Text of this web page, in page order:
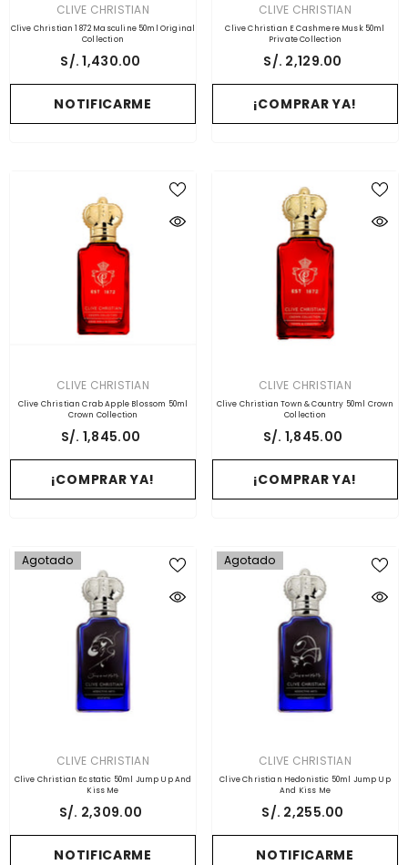
PROVEEDOR:CLIVE CHRISTIAN
Clive Christian 1872 Masculine 50ml Original
Collection
S/. 1,430.00
NOTIFICARME
PROVEEDOR:CLIVE CHRISTIAN
Clive Christian E Cashmere Musk 50ml
Private Collection
S/. 2,129.00
¡COMPRAR YA!
PROVEEDOR:CLIVE CHRISTIAN
Clive Christian Crab Apple Blossom 50ml
Crown Collection
S/. 1,845.00
¡COMPRAR YA!
PROVEEDOR:CLIVE CHRISTIAN
Clive Christian Town & Country 50ml Crown
Collection
S/. 1,845.00
¡COMPRAR YA!
Agotado
PROVEEDOR:CLIVE CHRISTIAN
Clive Christian Ecstatic 50ml Jump Up And
Kiss Me
S/. 2,309.00
NOTIFICARME
Agotado
PROVEEDOR:CLIVE CHRISTIAN
Clive Christian Hedonistic 50ml Jump Up
And Kiss Me
S/. 2,255.00
NOTIFICARME